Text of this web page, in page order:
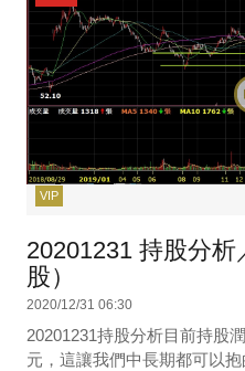
VIP
20201231 持股分
股）
2020/12/31 06:30
20201231持股分析目前持股
元，這讓我們中長期都可以